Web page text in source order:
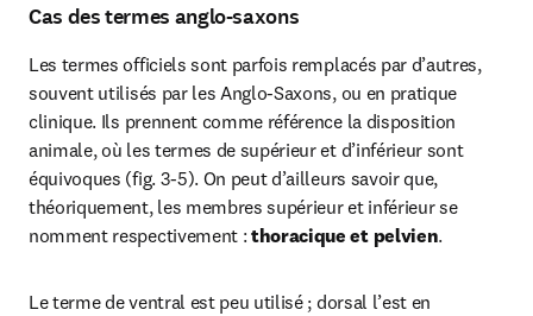
Cas des termes anglo-saxons
Les termes officiels sont parfois remplacés par d’autres,
souvent utilisés par les Anglo-Saxons, ou en pratique
clinique. Ils prennent comme référence la disposition
animale, où les termes de supérieur et d’inférieur sont
équivoques (fig. 3-5). On peut d’ailleurs savoir que,
théoriquement, les membres supérieur et inférieur se
nomment respectivement : thoracique et pelvien.
Le terme de ventral est peu utilisé ; dorsal l’est en